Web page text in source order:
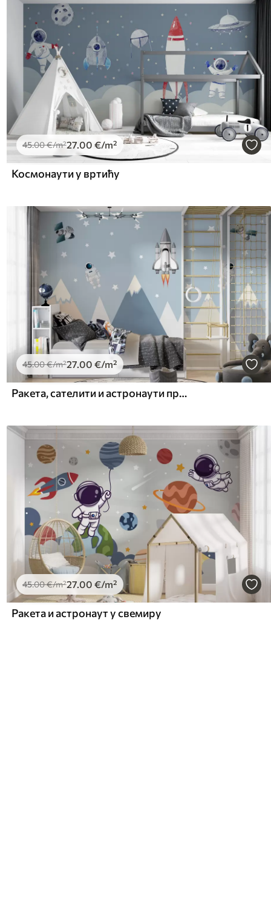
45.00€/m²27.00 €/m²
Космонаути у вртићу
45.00€/m²27.00 €/m²
Ракета, сателити и астронаути преко планина
45.00€/m²27.00 €/m²
Ракета и астронаут у свемиру